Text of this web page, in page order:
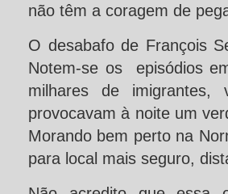
não têm a coragem de
O desabafo de François
Notem-se os episódios
milhares de imigrantes,
provocavam à noite um
Morando bem perto na
para local mais seguro,